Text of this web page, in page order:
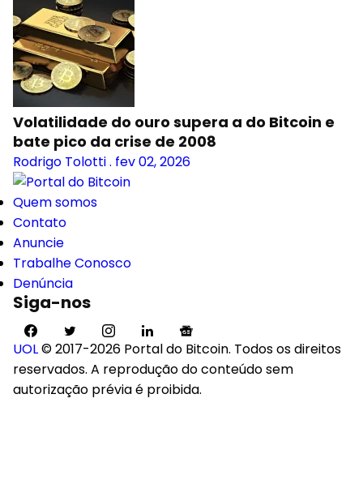
Volatilidade do ouro supera a do Bitcoin e
bate pico da crise de 2008
Rodrigo Tolotti. fev 02, 2026
Quem somos
Contato
Anuncie
Trabalhe Conosco
Denúncia
Siga-nos
UOL© 2017-2026 Portal do Bitcoin. Todos os direitos
reservados. A reprodução do conteúdo sem
autorização prévia é proibida.